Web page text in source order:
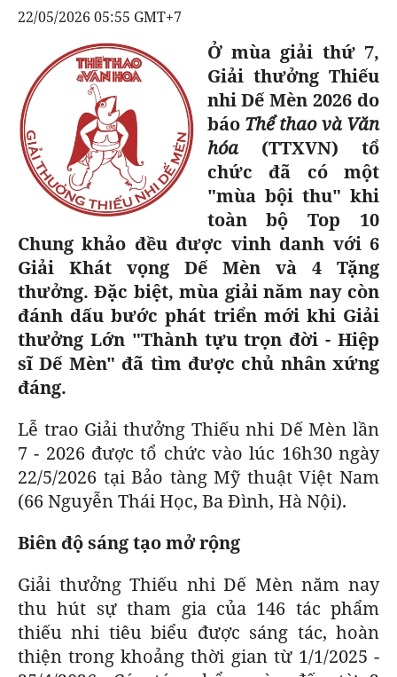
BÁO GIẤY
TRA CỨU PHƯỜNG XÃ
CỐNG HIẾN
BÙI XUÂN PHÁI
TIỆN ÍCH
LIÊN HỆ QUẢNG CÁO
Hotline: 0981.119.189
Điện thoại: 024.38254756
MẠNG XÃ HỘI
22/05/2026 05:55 GMT+7
Ở mùa giải thứ 7,
Giải thưởng Thiếu
nhi Dế Mèn 2026 do
báo Thể thao và Văn
hóa (TTXVN) tổ
chức đã có một
"mùa bội thu" khi
toàn bộ Top 10
Chung khảo đều được vinh danh với 6
Giải Khát vọng Dế Mèn và 4 Tặng
thưởng. Đặc biệt, mùa giải năm nay còn
đánh dấu bước phát triển mới khi Giải
thưởng Lớn "Thành tựu trọn đời - Hiệp
sĩ Dế Mèn" đã tìm được chủ nhân xứng
đáng.
Lễ trao Giải thưởng Thiếu nhi Dế Mèn lần
7 - 2026 được tổ chức vào lúc 16h30 ngày
22/5/2026 tại Bảo tàng Mỹ thuật Việt Nam
(66 Nguyễn Thái Học, Ba Đình, Hà Nội).
Biên độ sáng tạo mở rộng
Giải thưởng Thiếu nhi Dế Mèn năm nay
thu hút sự tham gia của 146 tác phẩm
thiếu nhi tiêu biểu được sáng tác, hoàn
thiện trong khoảng thời gian từ 1/1/2025 -